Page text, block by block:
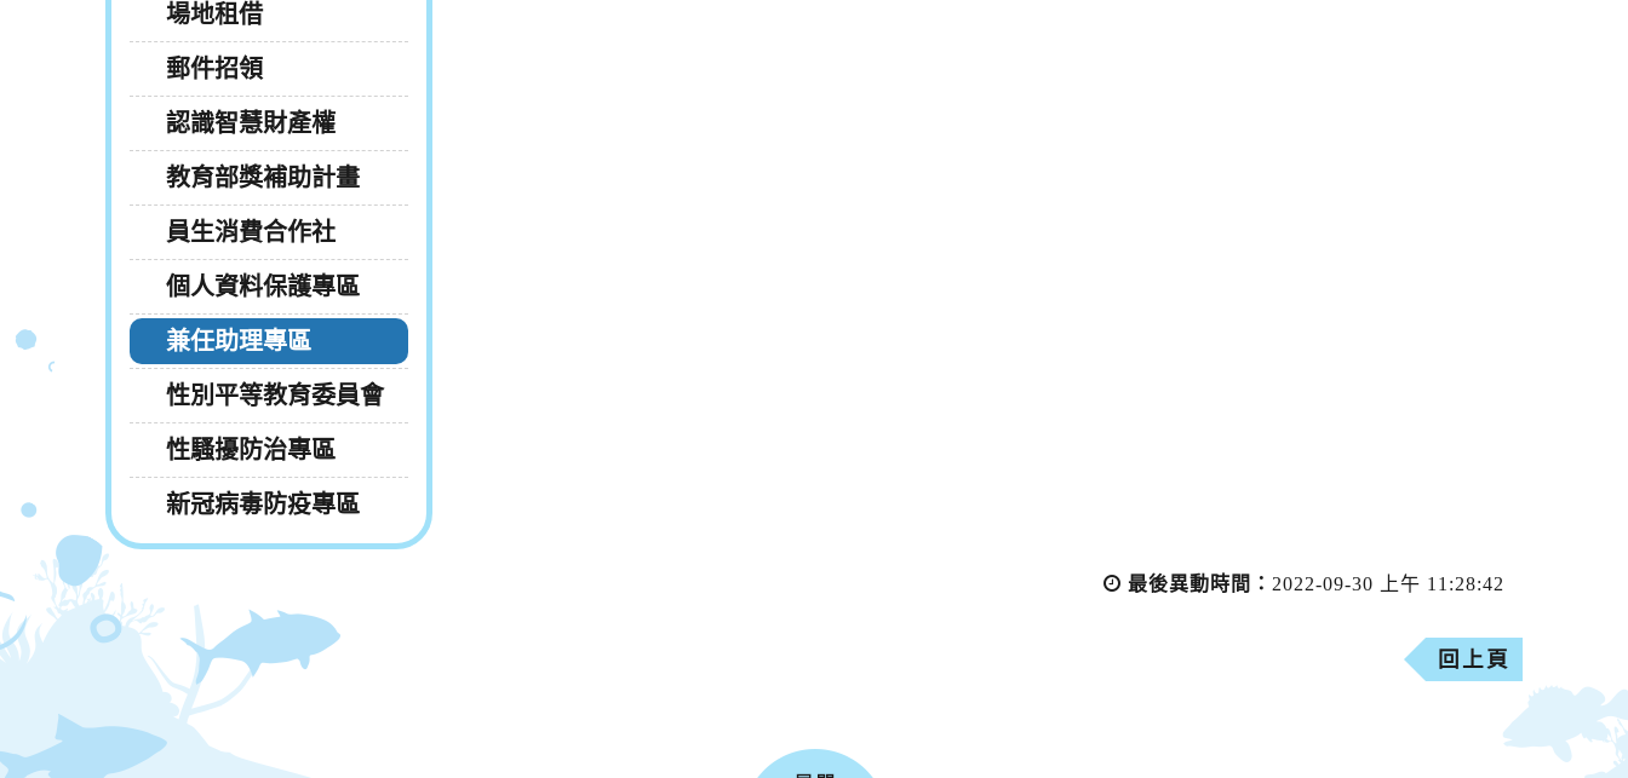
場地租借
郵件招領
認識智慧財產權
教育部獎補助計畫
員生消費合作社
個人資料保護專區
兼任助理專區
性別平等教育委員會
性騷擾防治專區
新冠病毒防疫專區
最後異動時間： 2022-09-30 上午 11:28:42
回上頁